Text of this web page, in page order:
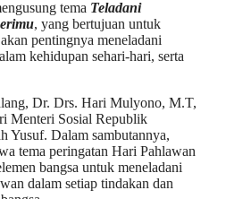
tema Teladani
, yang bertujuan untuk
pentingnya meneladani
kehidupan sehari-hari, serta
Dr. Drs. Hari Mulyono, M.T,
Menteri Sosial Republik
Yusuf. Dalam sambutannya,
tema peringatan Hari Pahlawan
bangsa untuk meneladani
dalam setiap tindakan dan